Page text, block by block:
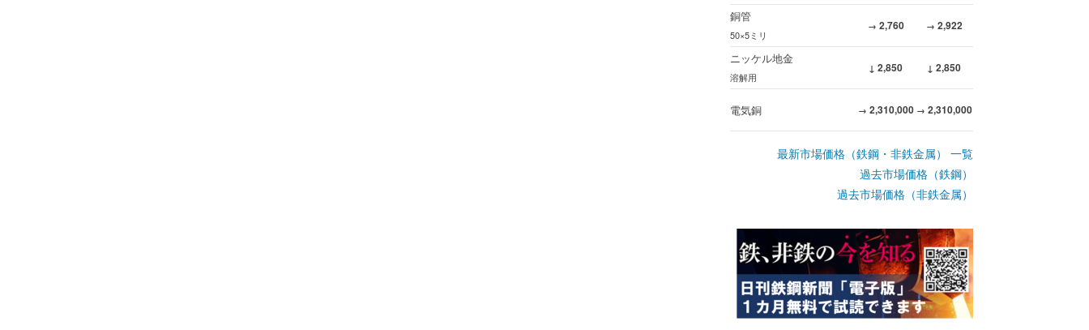
銅管
50×5ミリ
→ 2,760 → 2,922
ニッケル地金
溶解用
↓ 2,850 ↓ 2,850
電気銅 → 2,310,000 → 2,310,000
最新市場価格（鉄鋼・非鉄金属） 一覧
過去市場価格（鉄鋼）
過去市場価格（非鉄金属）